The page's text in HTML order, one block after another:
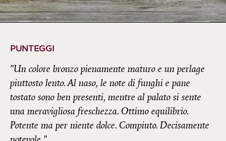
PUNTEGGI
"Un colore bronzo pienamente maturo e un perlage
piuttosto lento. Al naso, le note di funghi e pane
tostato sono ben presenti, mentre al palato si sente
una meravigliosa freschezza. Ottimo equilibrio.
Potente ma per niente dolce. Compiuto. Decisamente